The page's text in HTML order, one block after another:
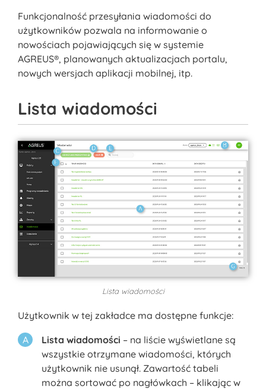
Funkcjonalność przesyłania wiadomości do
użytkowników pozwala na informowanie o
nowościach pojawiających się w systemie
AGREUS®, planowanych aktualizacjach portalu,
nowych wersjach aplikacji mobilnej, itp.
Lista wiadomości
Lista wiadomości
Użytkownik w tej zakładce ma dostępne funkcje:
Lista wiadomości – na liście wyświetlane są
wszystkie otrzymane wiadomości, których
użytkownik nie usunął. Zawartość tabeli
można sortować po nagłówkach – klikając w